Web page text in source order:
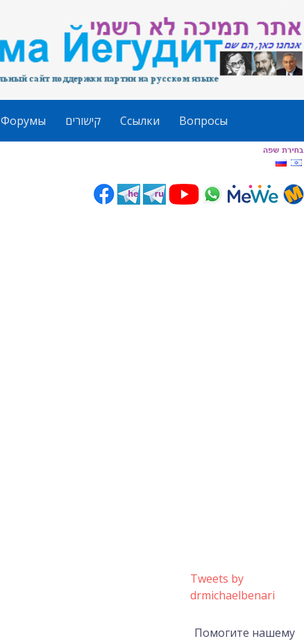
Форумы קישורים Ссылки Вопросы
Tweets by
drmichaelbenari
Помогите нашему